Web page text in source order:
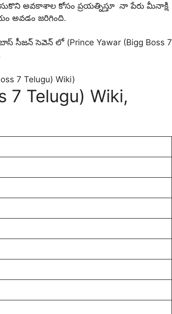
అవకాశాల కోసం ప్రయత్నిస్తూ నా పేరు మీనాక్షి
అవడం జరిగింది.
సెవెన్ లో (Prince Yawar (Bigg Boss 7
7 Telugu) Wiki,